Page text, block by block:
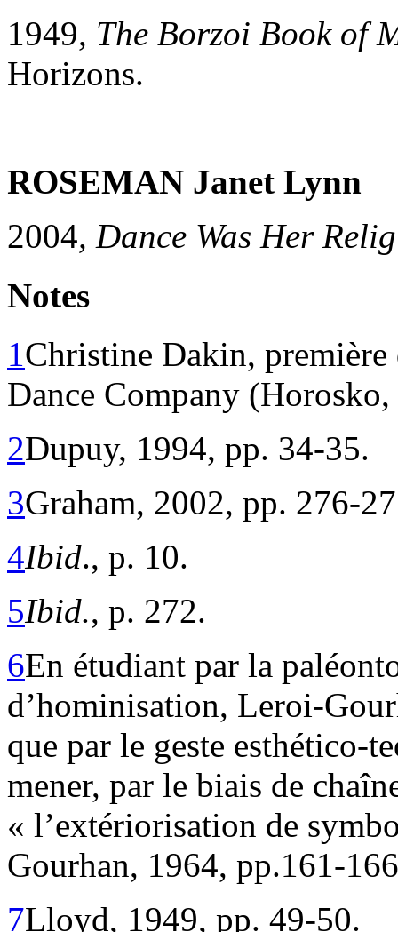
1949, The Borzoi Book of
Horizons.
ROSEMAN Janet Lynn
2004, Dance Was Her
Notes
1Christine Dakin, première
Dance Company
2Dupuy, 1994, pp. 34-35.
3Graham, 2002, pp. 276-
4Ibid., p. 10.
5Ibid., p. 272.
6En étudiant par la
d’hominisation, Leroi-
que par le geste esthético-
mener, par le biais de
« l’extériorisation de
Gourhan, 1964, pp.161-
7Lloyd, 1949, pp. 49-50.